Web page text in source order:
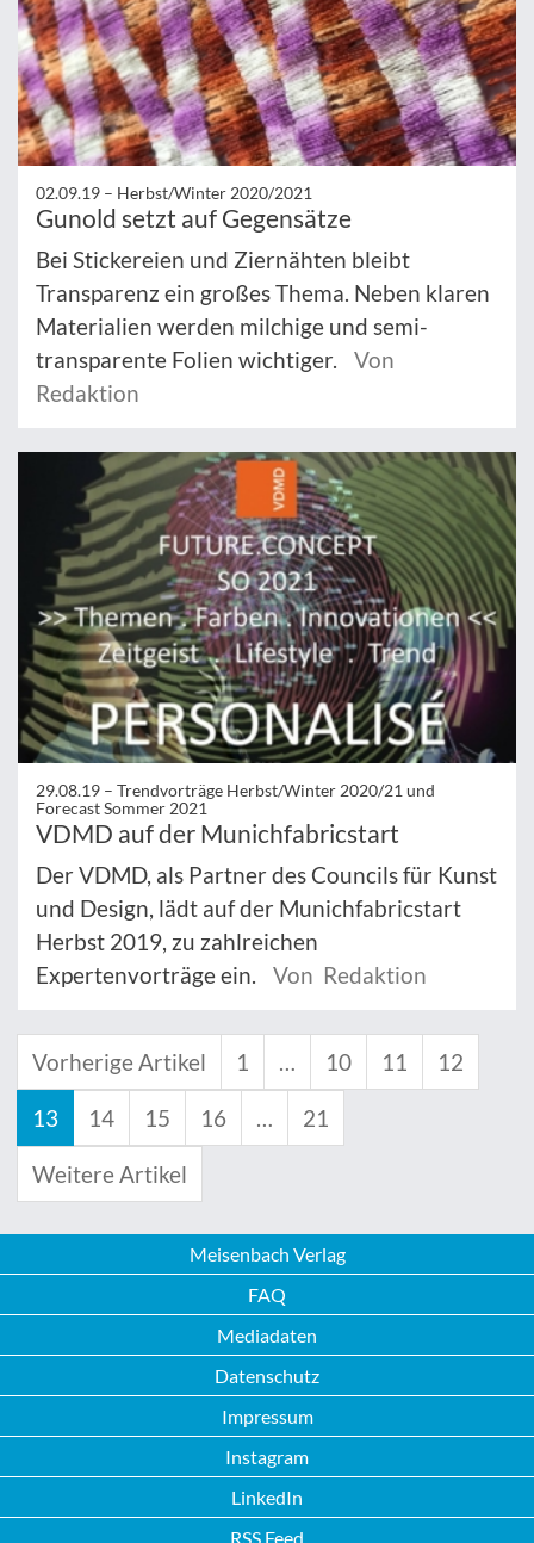
02.09.19 – Herbst/Winter 2020/2021
Gunold setzt auf Gegensätze
Bei Stickereien und Ziernähten bleibt
Transparenz ein großes Thema. Neben klaren
Materialien werden milchige und semi-
transparente Folien wichtiger.
Von
Redaktion
29.08.19 – Trendvorträge Herbst/Winter 2020/21 und
Forecast Sommer 2021
VDMD auf der Munichfabricstart
Der VDMD, als Partner des Councils für Kunst
und Design, lädt auf der Munichfabricstart
Herbst 2019, zu zahlreichen
Expertenvorträge ein.
Von Redaktion
Vorherige Artikel 1 … 10 11 12
13 14 15 16 … 21
Weitere Artikel
Meisenbach Verlag
FAQ
Mediadaten
Datenschutz
Impressum
Instagram
LinkedIn
RSS Feed